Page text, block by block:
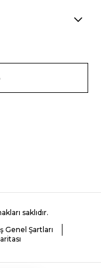
saklıdır.
Genel Şartları